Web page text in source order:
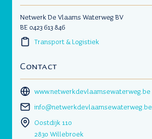
Netwerk De Vlaams Waterweg BV
BE 0423 613 846
Transport & Logistiek
Contact
www.netwerkdevlaamsewaterweg.be
info@netwerkdevlaamsewaterweg.be
Oostdijk 110
2830 Willebroek